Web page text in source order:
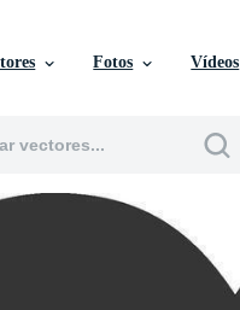
Fotos Vídeos